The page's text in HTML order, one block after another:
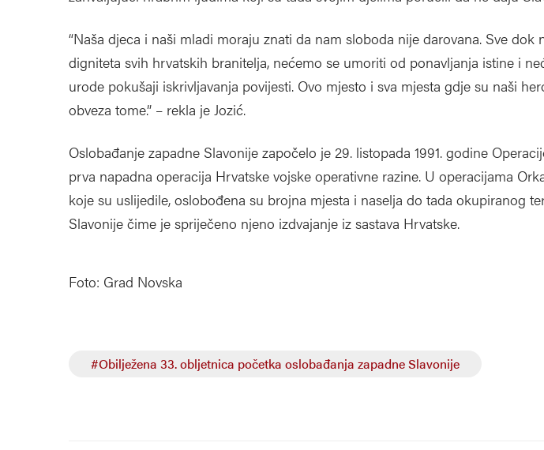
“Naša djeca i naši mladi moraju znati da nam sloboda nije darovana. Sve dok
digniteta svih hrvatskih branitelja, nećemo se umoriti od ponavljanja istine i
urode pokušaji iskrivljavanja povijesti. Ovo mjesto i sva mjesta gdje su naši
obveza tome.” – rekla je Jozić.
Oslobađanje zapadne Slavonije započelo je 29. listopada 1991. godine
prva napadna operacija Hrvatske vojske operativne razine. U operacijama
koje su uslijedile, oslobođena su brojna mjesta i naselja do tada okupiranog
Slavonije čime je spriječeno njeno izdvajanje iz sastava Hrvatske.
Foto: Grad Novska
#Obilježena 33. obljetnica početka oslobađanja zapadne Slavonije